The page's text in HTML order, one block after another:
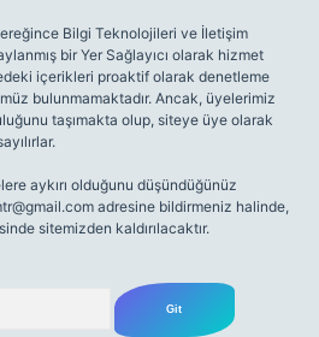
Bilgi Teknolojileri ve İletişim
bir Yer Sağlayıcı olarak hizmet
içerikleri proaktif olarak denetleme
bulunmamaktadır. Ancak, üyelerimiz
taşımakta olup, siteye üye olarak
aykırı olduğunu düşündüğünüz
adresine bildirmeniz halinde,
sitemizden kaldırılacaktır.